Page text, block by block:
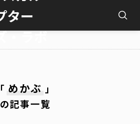
「 めかぶ 」
の記事一覧